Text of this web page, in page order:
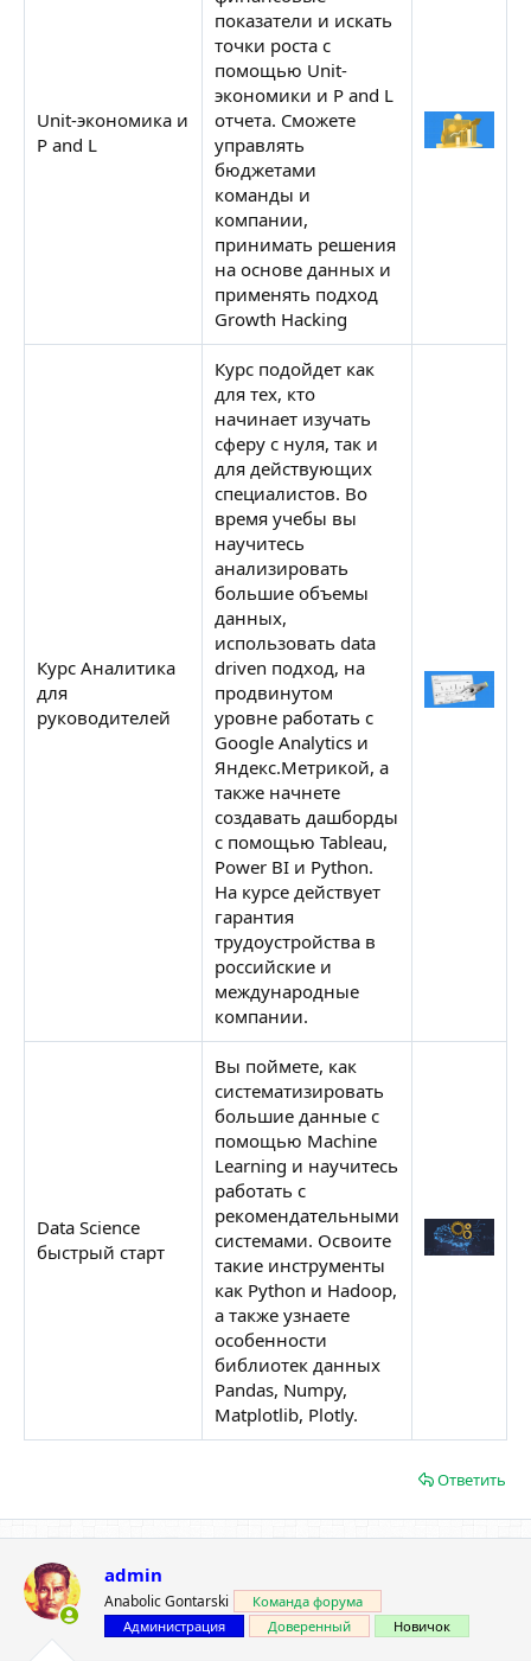
Unit-экономика и
P and L
показатели и искать
точки роста с
помощью Unit-
экономики и P and L
отчета. Сможете
управлять
бюджетами
команды и
компании,
принимать решения
на основе данных и
применять подход
Growth Hacking
Курс Аналитика
для
руководителей
Курс подойдет как
для тех, кто
начинает изучать
сферу с нуля, так и
для действующих
специалистов. Во
время учебы вы
научитесь
анализировать
большие объемы
данных,
использовать data
driven подход, на
продвинутом
уровне работать с
Google Analytics и
Яндекс.Метрикой, а
также начнете
создавать дашборды
с помощью Tableau,
Power BI и Python.
На курсе действует
гарантия
трудоустройства в
российские и
международные
компании.
Data Science
быстрый старт
Вы поймете, как
систематизировать
большие данные с
помощью Machine
Learning и научитесь
работать с
рекомендательными
системами. Освоите
такие инструменты
как Python и Hadoop,
а также узнаете
особенности
библиотек данных
Pandas, Numpy,
Matplotlib, Plotly.
Ответить
admin
Anabolic Gontarski
Команда форума
Администрация
Доверенный Новичок